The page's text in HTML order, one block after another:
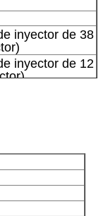
inyector de 38
inyector de 12
de